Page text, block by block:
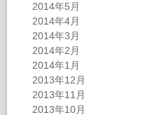
2014年5月
2014年4月
2014年3月
2014年2月
2014年1月
2013年12月
2013年11月
2013年10月